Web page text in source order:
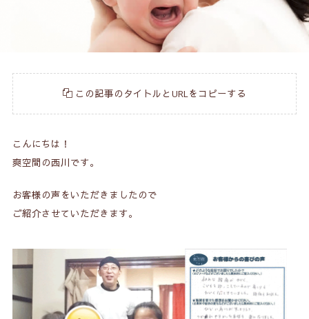
この記事のタイトルとURLをコピーする
こんにちは！
爽空間の西川です。
お客様の声をいただきましたので
ご紹介させていただきます。